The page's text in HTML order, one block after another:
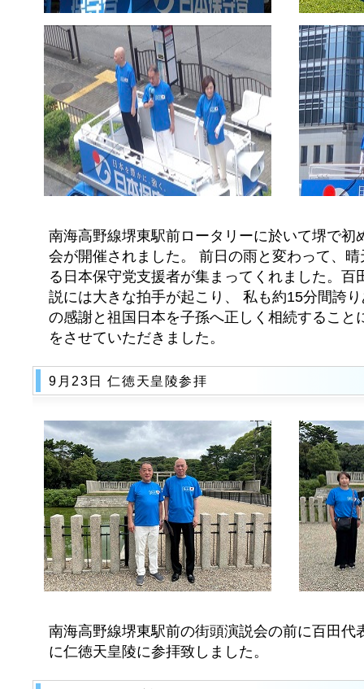
南海高野線堺東駅前ロータリーに於いて堺で初
会が開催されました。 前日の雨と変わって、
る日本保守党支援者が集まってくれました。百
説には大きな拍手が起こり、 私も約15分間誇
の感謝と祖国日本を子孫へ正しく相続すること
をさせていただきました。
9月23日 仁徳天皇陵参拝
南海高野線堺東駅前の街頭演説会の前に百田代
に仁徳天皇陵に参拝致しました。